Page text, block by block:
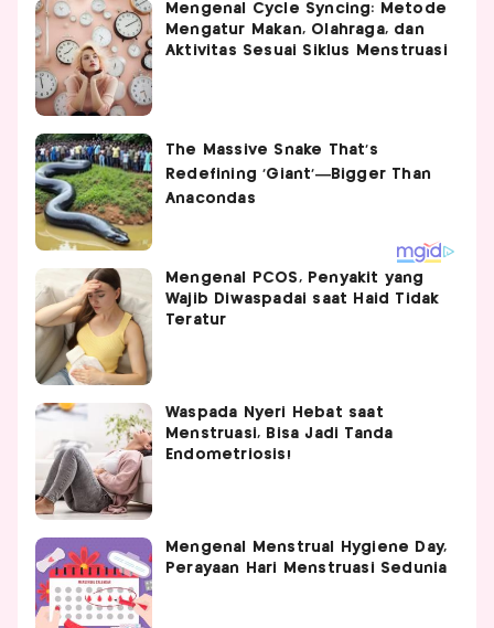
Mengenal Cycle Syncing: Metode
Mengatur Makan, Olahraga, dan
Aktivitas Sesuai Siklus Menstruasi
Mengenal PCOS, Penyakit yang
Wajib Diwaspadai saat Haid Tidak
Teratur
Waspada Nyeri Hebat saat
Menstruasi, Bisa Jadi Tanda
Endometriosis!
Mengenal Menstrual Hygiene Day,
Perayaan Hari Menstruasi Sedunia